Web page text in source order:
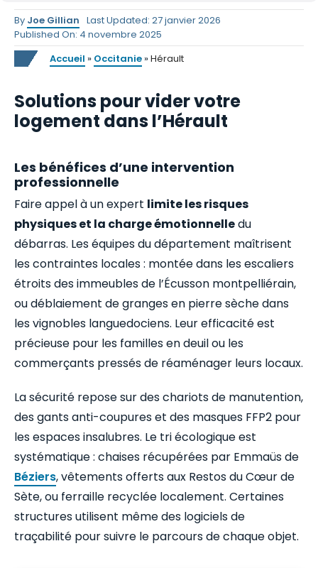
By Joe Gillian Last Updated: 27 janvier 2026
Published On: 4 novembre 2025
Accueil » Occitanie »Hérault
Solutions pour vider votre
logement dans l’Hérault
Les bénéfices d’une intervention
professionnelle
Faire appel à un expert limite les risques
physiques et la charge émotionnelledu
débarras. Les équipes du département maîtrisent
les contraintes locales : montée dans les escaliers
étroits des immeubles de l’Écusson montpelliérain,
ou déblaiement de granges en pierre sèche dans
les vignobles languedociens. Leur efficacité est
précieuse pour les familles en deuil ou les
commerçants pressés de réaménager leurs locaux.
La sécurité repose sur des chariots de manutention,
des gants anti-coupures et des masques FFP2 pour
les espaces insalubres. Le tri écologique est
systématique : chaises récupérées par Emmaüs de
Béziers, vêtements offerts aux Restos du Cœur de
Sète, ou ferraille recyclée localement. Certaines
structures utilisent même des logiciels de
traçabilité pour suivre le parcours de chaque objet.